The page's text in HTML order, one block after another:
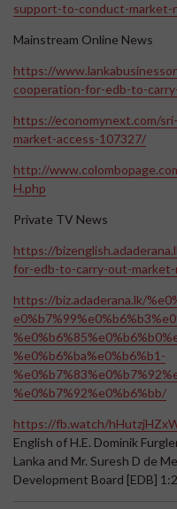
support-to-conduct-market-
Mainstream Online News
https://
cooperation-for-edb-to-
https://economynext.com/
market-access-107327/
http://
H.php
Private TV News
https://
for-edb-to-carry-out-
https://biz.adaderana.lk/
%e0%b6%ba%e0%b6%b1-
%e0%b7%92%e0%b6%bb/
https://fb.watch/
English of H.E. Dominik
Lanka and Mr. Suresh D de
Development Board [EDB]